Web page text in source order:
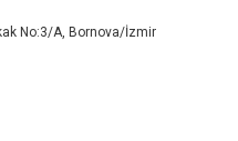
No:3/A, Bornova/İzmir